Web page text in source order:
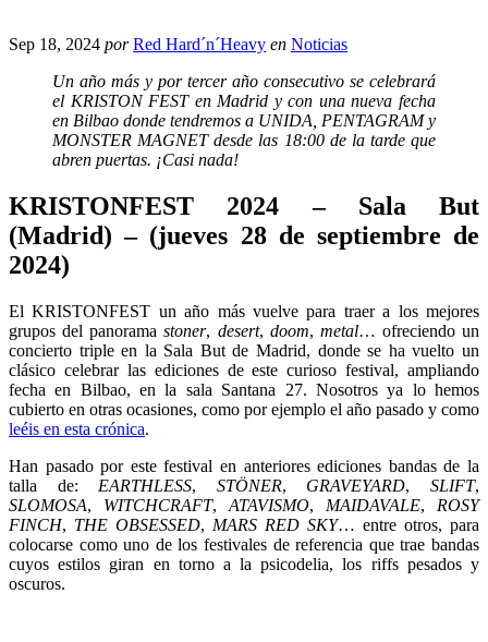
Sep 18, 2024 por Red Hard´n´Heavy en Noticias
Un año más y por tercer año consecutivo se celebrará
el KRISTON FEST en Madrid y con una nueva fecha
en Bilbao donde tendremos a UNIDA, PENTAGRAM y
MONSTER MAGNET desde las 18:00 de la tarde que
abren puertas. ¡Casi nada!
KRISTONFEST 2024 – Sala But
(Madrid) – (jueves 28 de septiembre de
2024)
El KRISTONFEST un año más vuelve para traer a los mejores
grupos del panoramastoner, desert, doom, metal… ofreciendo un
concierto triple en la Sala But de Madrid, donde se ha vuelto un
clásico celebrar las ediciones de este curioso festival, ampliando
fecha en Bilbao, en la sala Santana 27. Nosotros ya lo hemos
cubierto en otras ocasiones, como por ejemplo el año pasado y como
leéis en esta crónica.
Han pasado por este festival en anteriores ediciones bandas de la
talla de: EARTHLESS, STÖNER, GRAVEYARD,SLIFT,
SLOMOSA, WITCHCRAFT, ATAVISMO, MAIDAVALE, ROSY
FINCH, THE OBSESSED, MARS RED SKY… entre otros, para
colocarse como uno de los festivales de referencia que trae bandas
cuyos estilos giran en torno a la psicodelia, los riffs pesados y
oscuros.